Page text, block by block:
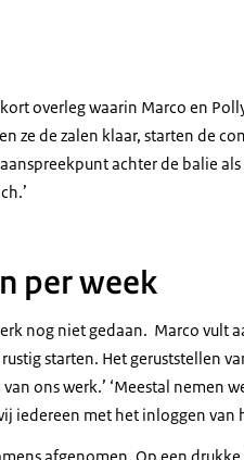
overleg waarin Marco en
ze de zalen klaar, starten de
achter de balie
per week
nog niet gedaan. Marco vult
starten. Het geruststellen
ons werk.’ ‘Meestal nemen
iedereen met het inloggen van